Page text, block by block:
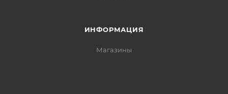
ИНФОРМАЦИЯ
Магазины